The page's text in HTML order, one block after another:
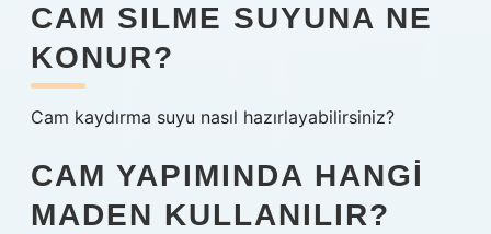
CAM SILME SUYUNA NE
KONUR?
Cam kaydırma suyu nasıl hazırlayabilirsiniz?
CAM YAPIMINDA HANGI
MADEN KULLANILIR?